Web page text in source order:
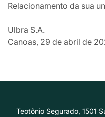
Relacionamento da sua
Ulbra S.A.
Canoas, 29 de abril de
Teotônio Segurado, 1501